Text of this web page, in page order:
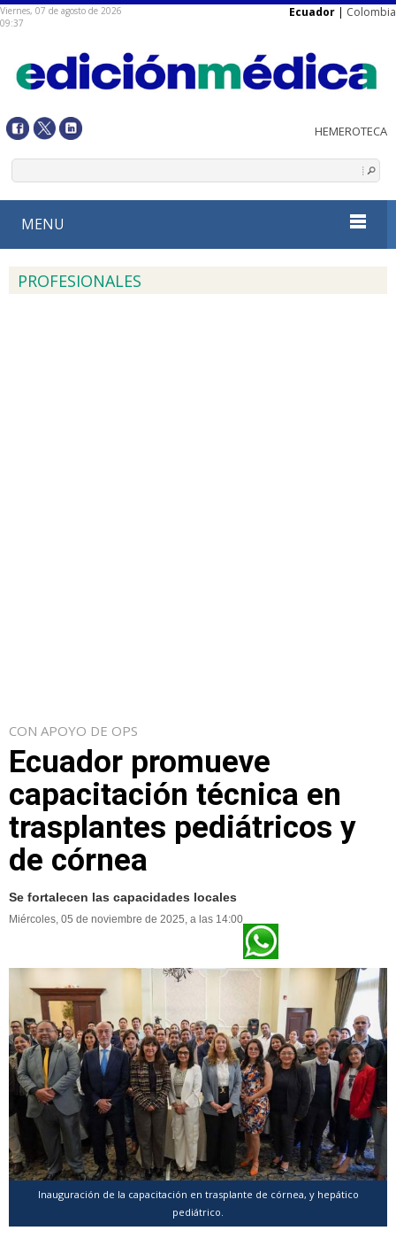
Viernes, 07 de agosto de 2026
09:37
Ecuador | Colombia
MENU
PROFESIONALES
CON APOYO DE OPS
Ecuador promueve
capacitación técnica en
trasplantes pediátricos y
de córnea
Se fortalecen las capacidades locales
Miércoles, 05 de noviembre de 2025, a las 14:00
Inauguración de la capacitación en trasplante de córnea, y hepático
pediátrico.